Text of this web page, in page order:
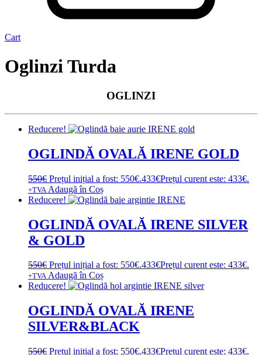
Cart
Oglinzi Turda
OGLINZI
Reducere!
OGLINDĂ OVALĂ IRENE GOLD
550€ Prețul inițial a fost: 550€.433€Prețul curent este: 433€.
+TVA Adaugă în Coș
Reducere!
OGLINDĂ OVALĂ IRENE SILVER
& GOLD
550€ Prețul inițial a fost: 550€.433€Prețul curent este: 433€.
+TVA Adaugă în Coș
Reducere!
OGLINDĂ OVALĂ IRENE
SILVER&BLACK
550€ Prețul inițial a fost: 550€.433€Prețul curent este: 433€.